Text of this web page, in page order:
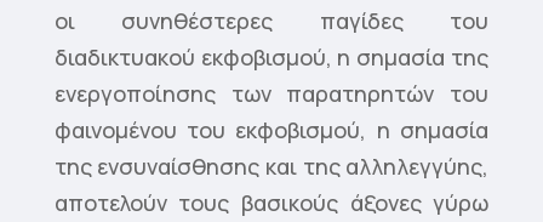
οι συνηθέστερες παγίδες του
διαδικτυακού εκφοβισμού, η σημασία της
ενεργοποίησης των παρατηρητών του
φαινομένου του εκφοβισμού, η σημασία
της ενσυναίσθησης και της αλληλεγγύης,
αποτελούν τους βασικούς άξονες γύρω